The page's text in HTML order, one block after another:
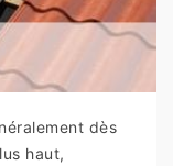
dès
haut,